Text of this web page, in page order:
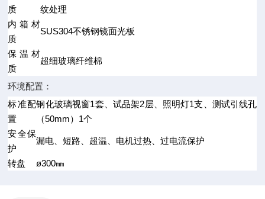
质
纹处理
内箱材
质
SUS304不锈钢镜面光板
保温材
质
超细玻璃纤维棉
环境配置：
标准配
置
钢化玻璃视窗1套、试品架2层、照明灯1支、测试引线孔
（50mm）1个
安全保
护
漏电、短路、超温、电机过热、过电流保护
转盘 ø300㎜